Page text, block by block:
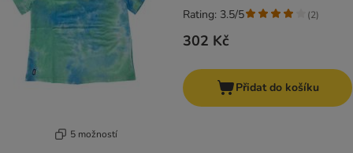
5 možností
302 Kč
Rating: 3.5/5 (2)
Přidat do košíku